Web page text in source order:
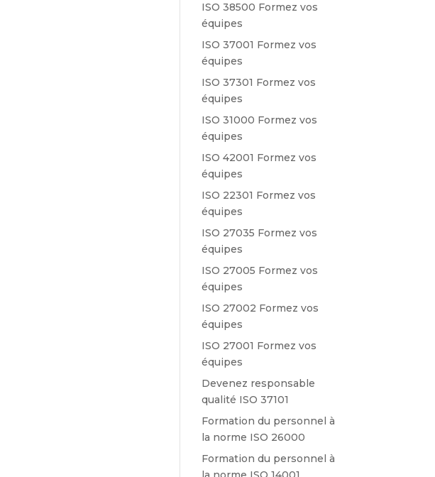
ISO 38500 Formez vos
équipes
ISO 37001 Formez vos
équipes
ISO 37301 Formez vos
équipes
ISO 31000 Formez vos
équipes
ISO 42001 Formez vos
équipes
ISO 22301 Formez vos
équipes
ISO 27035 Formez vos
équipes
ISO 27005 Formez vos
équipes
ISO 27002 Formez vos
équipes
ISO 27001 Formez vos
équipes
Devenez responsable
qualité ISO 37101
Formation du personnel à
la norme ISO 26000
Formation du personnel à